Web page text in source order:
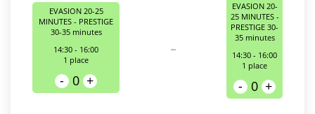
EVASION 20-25
MINUTES - PRESTIGE
30-35 minutes
14:30 - 16:00
1 place
- 0 +
-
EVASION 20-
25 MINUTES -
PRESTIGE 30-
35 minutes
14:30 - 16:00
1 place
- 0 +